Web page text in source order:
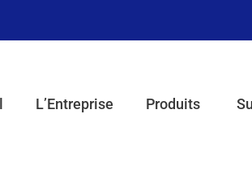
L’Entreprise Produits